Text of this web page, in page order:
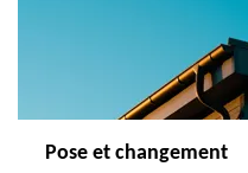
Pose et changement